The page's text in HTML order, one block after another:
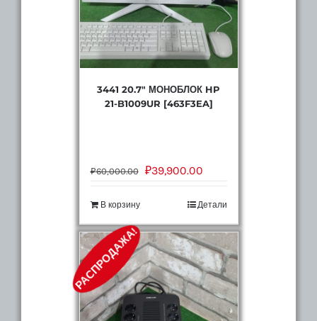
3441 20.7″ МОНОБЛОК HP
21-B1009UR [463F3EA]
₽60,000.00 ₽39,900.00
В корзину Детали
РАСПРОДАЖА!